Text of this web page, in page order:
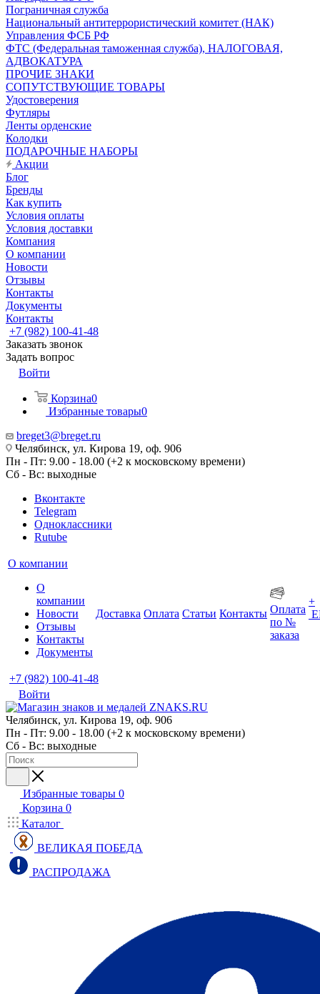
Пограничная служба
Национальный антитеррористический комитет (НАК)
Управления ФСБ РФ
ФТС (Федеральная таможенная служба), НАЛОГОВАЯ,
АДВОКАТУРА
ПРОЧИЕ ЗНАКИ
СОПУТСТВУЮЩИЕ ТОВАРЫ
Удостоверения
Футляры
Ленты орденские
Колодки
ПОДАРОЧНЫЕ НАБОРЫ
Акции
Блог
Бренды
Как купить
Условия оплаты
Условия доставки
Компания
О компании
Новости
Отзывы
Контакты
Документы
Контакты
+7 (982) 100-41-48
Заказать звонок
Задать вопрос
Войти
Корзина0
Избранные товары0
breget3@breget.ru
Челябинск, ул. Кирова 19, оф. 906
Пн - Пт: 9.00 - 18.00 (+2 к московскому времени)
Сб - Вс: выходные
Вконтакте
Telegram
Одноклассники
Rutube
О компании
О
компании
Новости
Отзывы
Контакты
Документы
Доставка Оплата Статьи Контакты Оплата
по №
заказа
+
+7 (982) 100-41-48
Войти
Челябинск, ул. Кирова 19, оф. 906
Пн - Пт: 9.00 - 18.00 (+2 к московскому времени)
Сб - Вс: выходные
Избранные товары 0
Корзина 0
Каталог
ВЕЛИКАЯ ПОБЕДА
РАСПРОДАЖА